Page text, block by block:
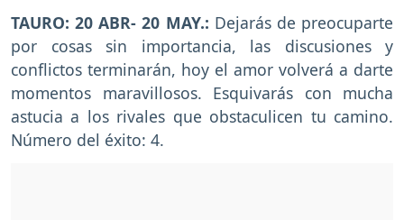
TAURO: 20 ABR- 20 MAY.: Dejarás de preocuparte
por cosas sin importancia, las discusiones y
conflictos terminarán, hoy el amor volverá a darte
momentos maravillosos. Esquivarás con mucha
astucia a los rivales que obstaculicen tu camino.
Número del éxito: 4.